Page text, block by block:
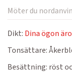
Möter du
Dikt: Dina ögon
Tonsättare:
Besättning: röst